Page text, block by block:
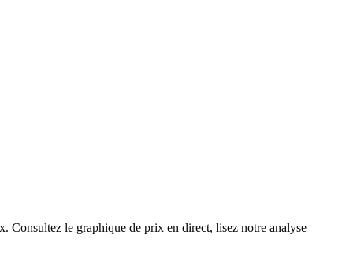
Consultez le graphique de prix en direct, lisez notre analyse